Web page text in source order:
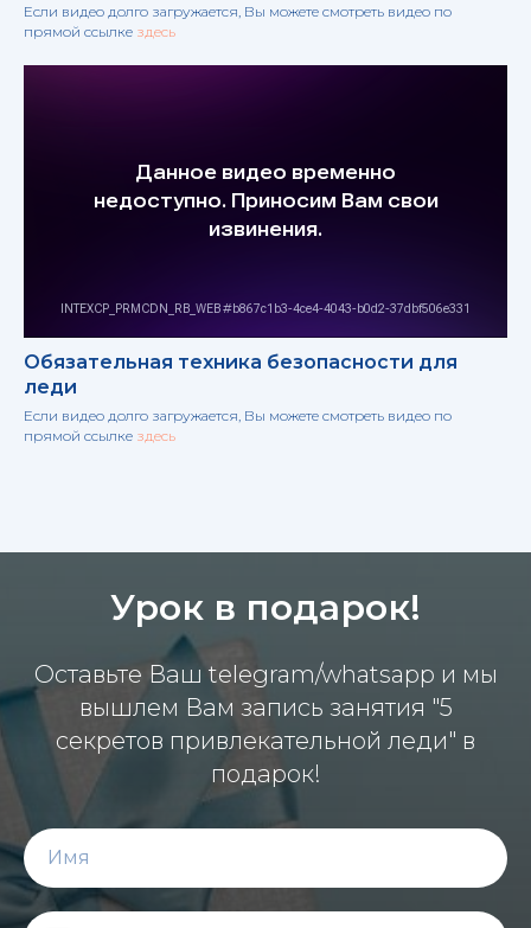
Если видео долго загружается, Вы можете смотреть видео по
прямой ссылке здесь
Обязательная техника безопасности для
леди
Если видео долго загружается, Вы можете смотреть видео по
прямой ссылке здесь
Урок в подарок!
Оставьте Ваш telegram/whatsapp и мы
вышлем Вам запись занятия "5
секретов привлекательной леди" в
подарок!